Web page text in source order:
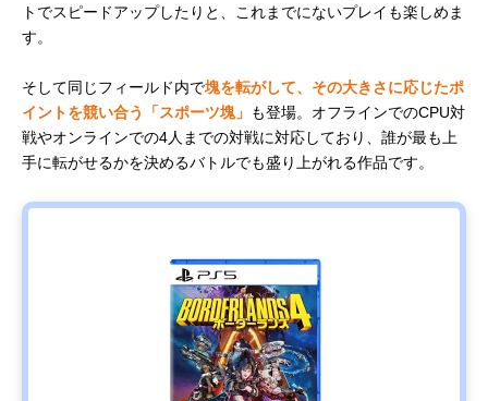
トでスピードアップしたりと、これまでにないプレイも楽しめま
す。
そして同じフィールド内で塊を転がして、その大きさに応じたポ
イントを競い合う「スポーツ塊」 も登場。オフラインでのCPU対
戦やオンラインでの4人までの対戦に対応しており、誰が最も上
手に転がせるかを決めるバトルでも盛り上がれる作品です。